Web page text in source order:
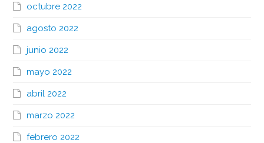
octubre 2022
agosto 2022
junio 2022
mayo 2022
abril 2022
marzo 2022
febrero 2022